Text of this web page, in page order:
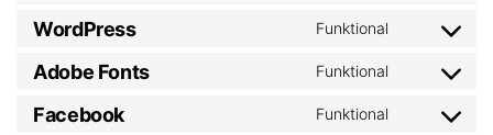
WordPress Funktional
Adobe Fonts Funktional
Facebook Funktional